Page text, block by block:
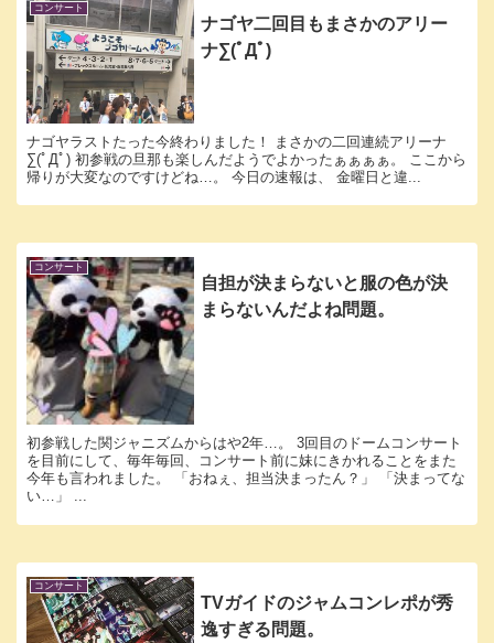
コンサート
ナゴヤ二回目もまさかのアリー
ナ∑(ﾟДﾟ)
ナゴヤラストたった今終わりました！ まさかの二回連続アリーナ
∑(ﾟДﾟ) 初参戦の旦那も楽しんだようでよかったぁぁぁぁ。 ここから
帰りが大変なのですけどね…。 今日の速報は、 金曜日と違...
コンサート
自担が決まらないと服の色が決
まらないんだよね問題。
初参戦した関ジャニズムからはや2年…。 3回目のドームコンサート
を目前にして、毎年毎回、コンサート前に妹にきかれることをまた
今年も言われました。 「おねぇ、担当決まったん？」 「決まってな
い…」 ...
コンサート
TVガイドのジャムコンレポが秀
逸すぎる問題。